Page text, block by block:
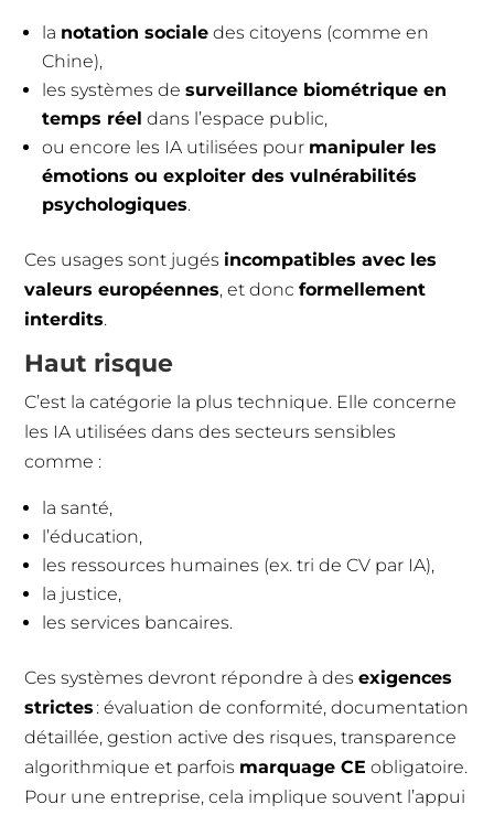
la notation sociale des citoyens (comme en
Chine),
les systèmes desurveillance biométrique en
temps réel dans l’espace public,
ou encore les IA utilisées pour manipuler les
émotions ou exploiter des vulnérabilités
psychologiques.
Ces usages sont jugés incompatibles avec les
valeurs européennes, et doncformellement
interdits.
Haut risque
C’est la catégorie la plus technique. Elle concerne
les IA utilisées dans des secteurs sensibles
comme :
la santé,
l’éducation,
les ressources humaines (ex. tri de CV par IA),
la justice,
les services bancaires.
Ces systèmes devront répondre à desexigences
strictes : évaluation de conformité, documentation
détaillée, gestion active des risques, transparence
algorithmique et parfois marquage CE obligatoire.
Pour une entreprise, cela implique souvent l’appui